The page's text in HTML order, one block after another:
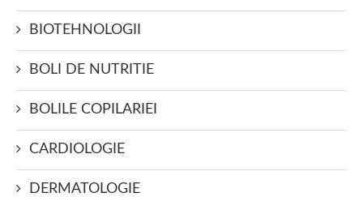
BIOTEHNOLOGII
BOLI DE NUTRITIE
BOLILE COPILARIEI
CARDIOLOGIE
DERMATOLOGIE